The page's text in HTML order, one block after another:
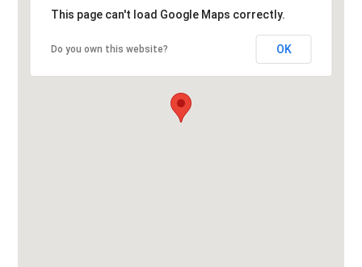
This page can't load Google Maps correctly.
Do you own this website? OK